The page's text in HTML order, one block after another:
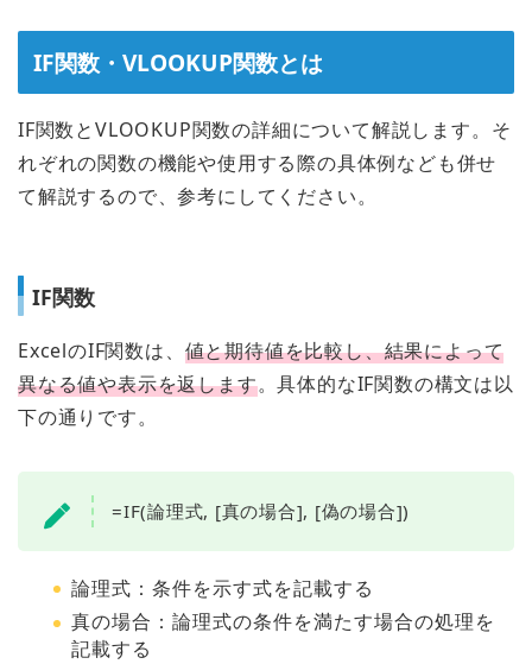
IF関数・VLOOKUP関数とは
IF関数とVLOOKUP関数の詳細について解説します。そ
れぞれの関数の機能や使用する際の具体例なども併せ
て解説するので、参考にしてください。
IF関数
ExcelのIF関数は、 値と期待値を比較し、結果によって
異なる値や表示を返します。具体的なIF関数の構文は以
下の通りです。
=IF(論理式, [真の場合], [偽の場合])
論理式：条件を示す式を記載する
真の場合：論理式の条件を満たす場合の処理を
記載する